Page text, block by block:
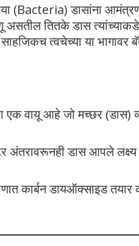
(Bacteria) डासांना
असतील तितके डास
साहजिकच त्वचेच्या या
एक वायू आहे जो मच्छर
अंतरावरूनही डास आपले
कार्बन डायऑक्साइड